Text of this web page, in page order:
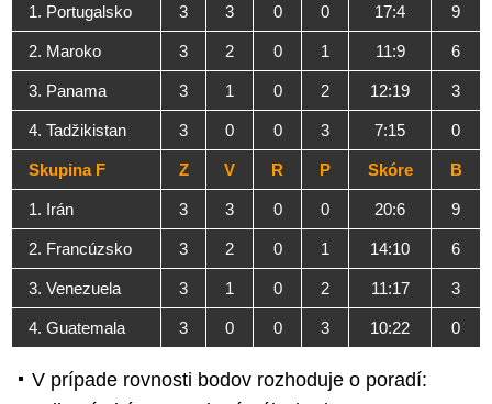
1. Portugalsko 3 3 0 0 17:4 9
2. Maroko 3 2 0 1 11:9 6
3. Panama 3 1 0 2 12:19 3
4. Tadžikistan 3 0 0 3 7:15 0
Skupina F Z V R P Skóre B
1. Irán 3 3 0 0 20:6 9
2. Francúzsko 3 2 0 1 14:10 6
3. Venezuela 3 1 0 2 11:17 3
4. Guatemala 3 0 0 3 10:22 0
V prípade rovnosti bodov rozhoduje o poradí: